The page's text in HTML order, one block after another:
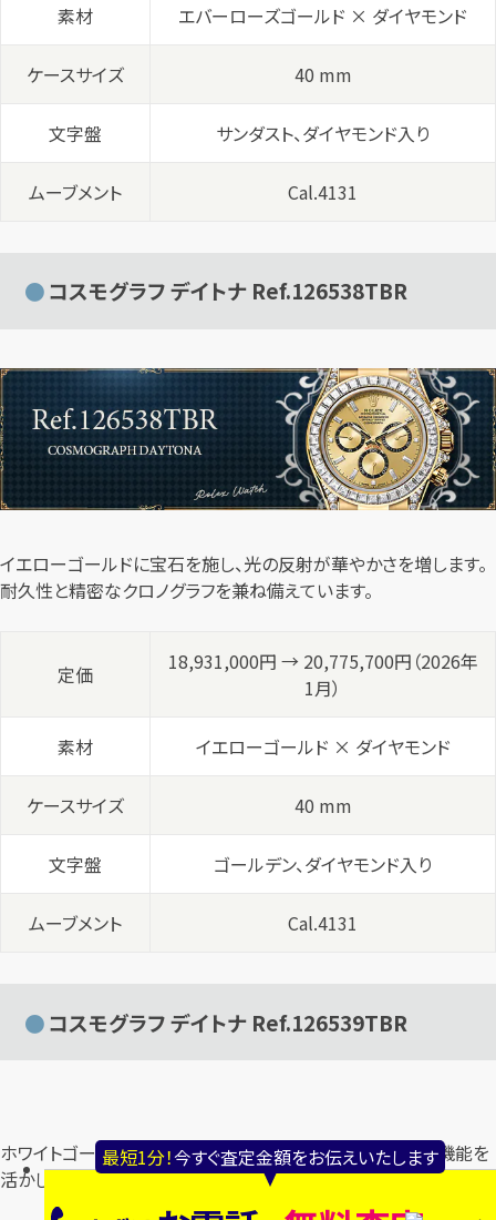
最短1分！今すぐ査定金額をお伝えいたします
素材 エバーローズゴールド × ダイヤモンド
ケースサイズ 40 mm
文字盤 サンダスト、ダイヤモンド入り
ムーブメント Cal.4131
コスモグラフ デイトナ Ref.126538TBR
イエローゴールドに宝石を施し、光の反射が華やかさを増します。
耐久性と精密なクロノグラフを兼ね備えています。
定価
18,931,000円 → 20,775,700円（2026年
1月）
素材 イエローゴールド × ダイヤモンド
ケースサイズ 40 mm
文字盤 ゴールデン、ダイヤモンド入り
ムーブメント Cal.4131
コスモグラフ デイトナ Ref.126539TBR
ホワイトゴールドと宝石装飾が調和し、精密なクロノグラフ機能を
活かしつつ高級感を演出します。